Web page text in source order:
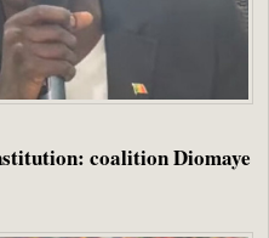
coalition Diomaye